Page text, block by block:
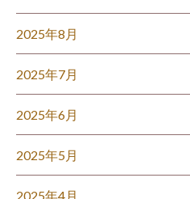
2025年8月
2025年7月
2025年6月
2025年5月
2025年4月